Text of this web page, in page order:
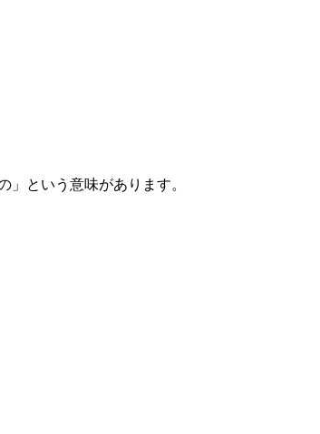
という意味があります。